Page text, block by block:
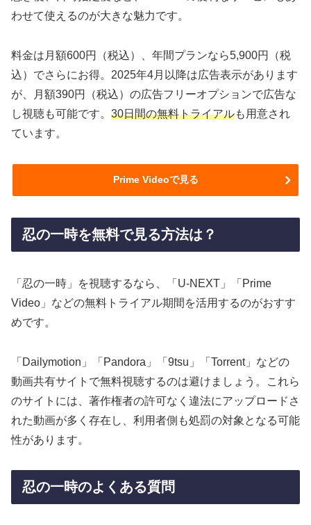
わせて使えるのが大きな魅力です。
料金は月額600円（税込）、年間プランなら5,900円（税
込）でさらにお得。2025年4月以降は広告表示があります
が、月額390円（税込）の広告フリーオプションで広告な
し視聴も可能です。 30日間の無料トライアルも用意され
ています。
Prime Videoで見る
忍の一時を無料で見る方法は？
「忍の一時」を視聴するなら、「U-NEXT」「Prime
Video」などの無料トライアル期間を活用するのがおすす
めです。
「Dailymotion」「Pandora」「9tsu」「Torrent」などの
動画共有サイトで無料視聴するのは避けましょう。これら
のサイトには、著作権者の許可なく違法にアップロードさ
れた動画が多く存在し、利用者側も処罰の対象となる可能
性があります。
忍の一時のよくある質問